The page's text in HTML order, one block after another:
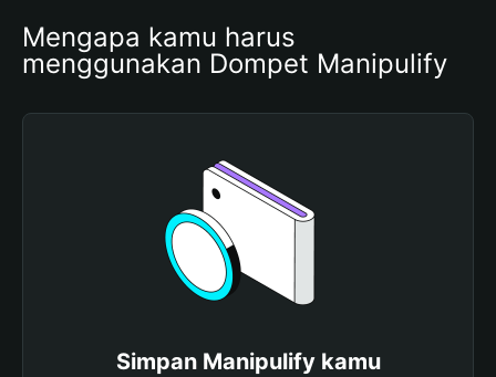
Mengapa kamu harus
menggunakan Dompet Manipulify
Simpan Manipulify kamu